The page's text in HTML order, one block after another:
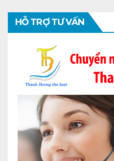
HỖ TRỢ TƯ VẤN